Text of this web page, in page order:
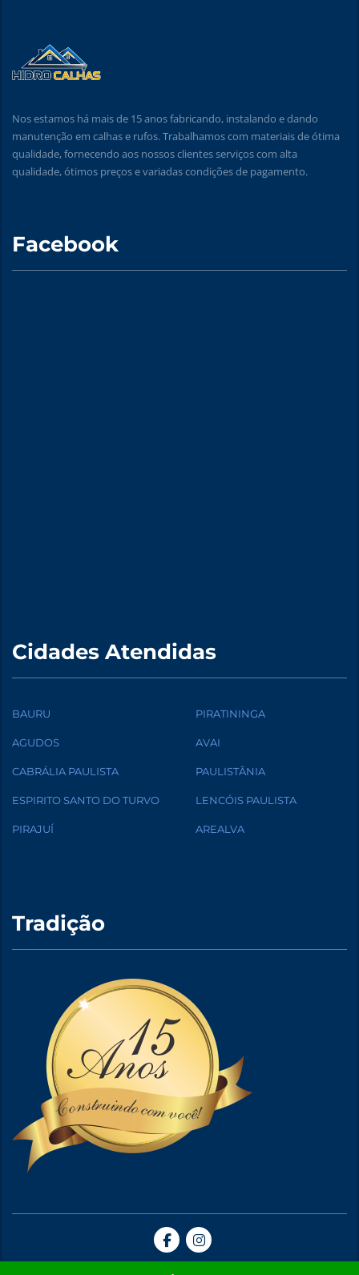
Nos estamos há mais de 15 anos fabricando, instalando e dando
manutenção em calhas e rufos. Trabalhamos com materiais de ótima
qualidade, fornecendo aos nossos clientes serviços com alta
qualidade, ótimos preços e variadas condições de pagamento.
Facebook
Cidades Atendidas
BAURU PIRATININGA
AGUDOS AVAI
CABRÁLIA PAULISTA PAULISTÂNIA
ESPIRITO SANTO DO TURVO LENCÓIS PAULISTA
PIRAJUÍ AREALVA
Tradição